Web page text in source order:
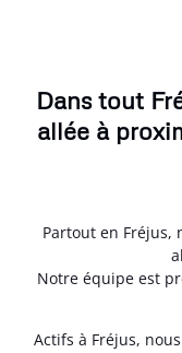
Dans tout
allée à
Partout en Fréjus,
Notre équipe est
Actifs à Fréjus,